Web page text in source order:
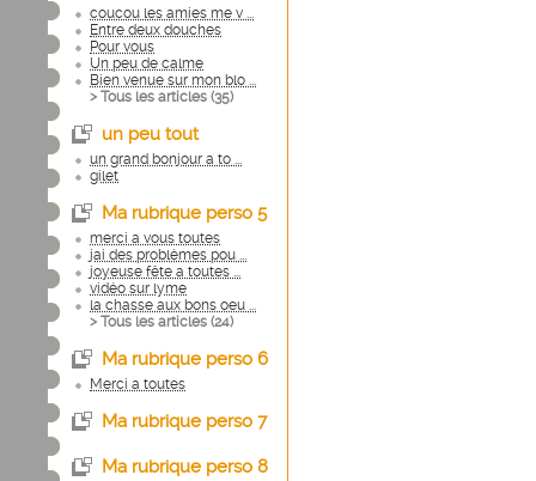
coucou les amies me v ...
Entre deux douches
Pour vous
Un peu de calme
Bien venue sur mon blo ...
> Tous les articles (35)
un peu tout
un grand bonjour a to ...
gilet
Ma rubrique perso 5
merci a vous toutes
jai des problèmes pou ...
joyeuse fête a toutes ...
vidéo sur lyme
la chasse aux bons oeu ...
> Tous les articles (24)
Ma rubrique perso 6
Merci a toutes
Ma rubrique perso 7
Ma rubrique perso 8